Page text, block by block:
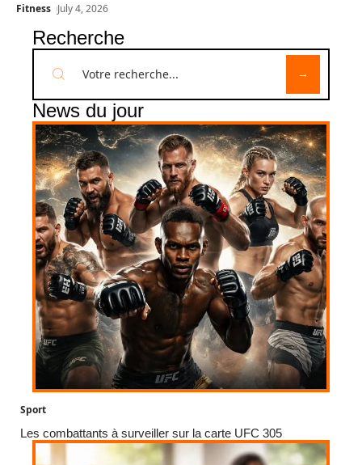
Fitness July 4, 2026
Recherche
News du jour
Sport
Les combattants à surveiller sur la carte UFC 305